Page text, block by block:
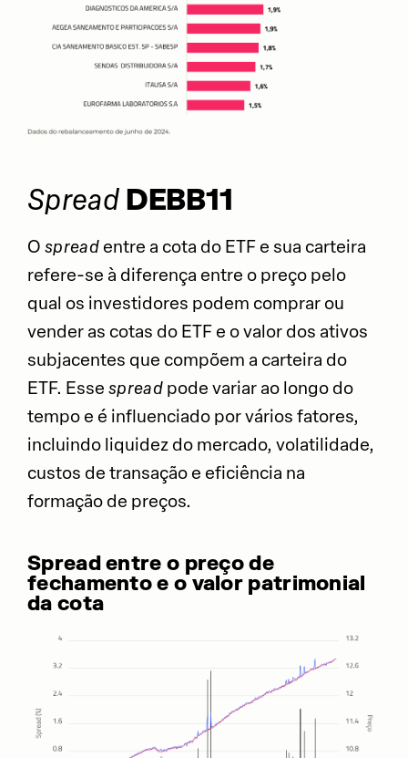
Spread DEBB11
O spreadentre a cota do ETF e sua carteira
refere-se à diferença entre o preço pelo
qual os investidores podem comprar ou
vender as cotas do ETF e o valor dos ativos
subjacentes que compõem a carteira do
ETF. Esse spreadpode variar ao longo do
tempo e é influenciado por vários fatores,
incluindo liquidez do mercado, volatilidade,
custos de transação e eficiência na
formação de preços.
Spread entre o preço de
fechamento e o valor patrimonial
da cota